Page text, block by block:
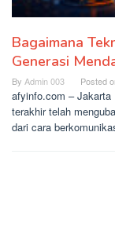
Bagaimana
Generasi
By Admin 003 Posted
afyinfo.com – Jakarta
terakhir telah
dari cara